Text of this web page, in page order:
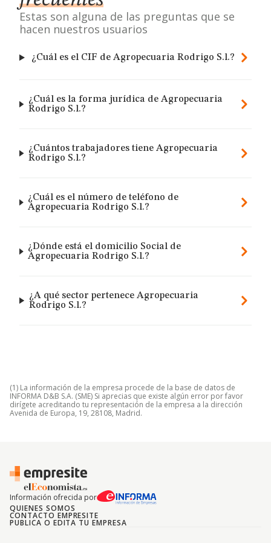
Estas son alguna de las preguntas que se
hacen nuestros usuarios
¿Cuál es el CIF de Agropecuaria Rodrigo S.l.?
¿Cuál es la forma jurídica de Agropecuaria
Rodrigo S.l.?
¿Cuántos trabajadores tiene Agropecuaria
Rodrigo S.l.?
¿Cuál es el número de teléfono de
Agropecuaria Rodrigo S.l.?
¿Dónde está el domicilio Social de
Agropecuaria Rodrigo S.l.?
¿A qué sector pertenece Agropecuaria
Rodrigo S.l.?
(1) La información de la empresa procede de la base de datos de
INFORMA D&B S.A. (SME) Si aprecias que existe algún error por favor
dirígete acreditando tu representación de la empresa a la dirección
Avenida de Europa, 19, 28108, Madrid.
Información ofrecida por
QUIENES SOMOS
CONTACTO EMPRESITE
PUBLICA O EDITA TU EMPRESA